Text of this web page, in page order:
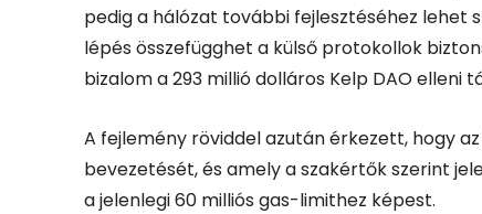
pedig a hálózat további fejlesztéséhez lehet
lépés összefügghet a külső protokollok
bizalom a 293 millió dolláros Kelp DAO
A fejlemény röviddel azután érkezett, hogy
bevezetését, és amely a szakértők szerint
a jelenlegi 60 milliós gas-limithez képest.